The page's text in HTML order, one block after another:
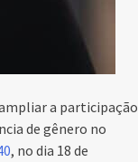
a participação
de gênero no
, no dia 18 de